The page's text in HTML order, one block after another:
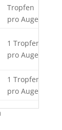
Tropfen
pro Auge
1 Tropfen
pro Auge
1 Tropfen
pro Auge